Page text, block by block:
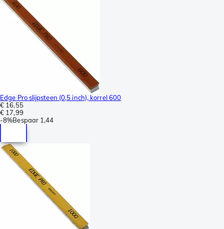
Edge Pro slijpsteen (0,5 inch), korrel 600
€ 16,55
€ 17,99
-8%Bespaar 1,44